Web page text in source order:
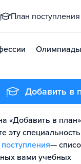
План поступления
Олимпиады
Добавить в
«Добавить в
эту
—
вами учебных